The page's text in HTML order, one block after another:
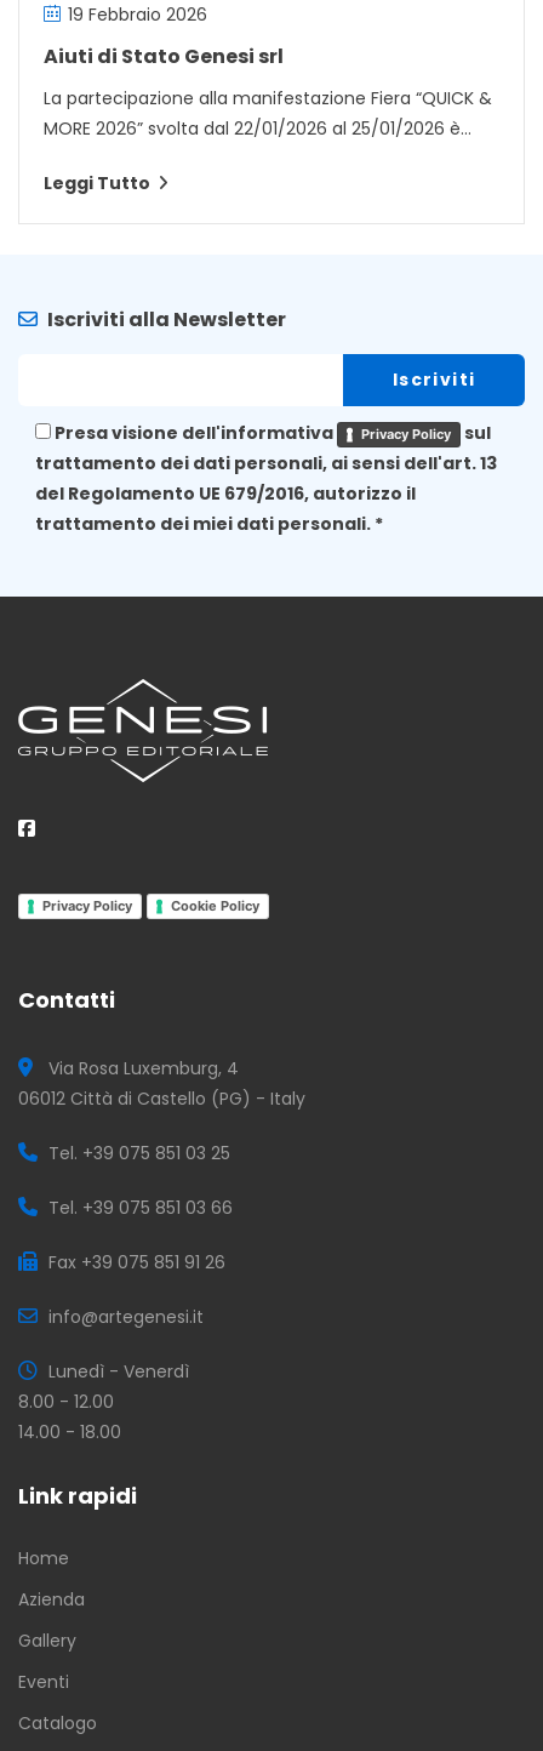
19 Febbraio 2026
Aiuti di Stato Genesi srl
La partecipazione alla manifestazione Fiera “QUICK &
MORE 2026” svolta dal 22/01/2026 al 25/01/2026 è...
Leggi Tutto
Iscriviti alla Newsletter
Presa visione dell'informativa Privacy Policy
sul
trattamento dei dati personali, ai sensi dell'art. 13
del Regolamento UE 679/2016, autorizzo il
trattamento dei miei dati personali. *
Privacy Policy Cookie Policy
Contatti
Via Rosa Luxemburg, 4
06012 Città di Castello (PG) - Italy
Tel. +39 075 851 03 25
Tel. +39 075 851 03 66
Fax +39 075 851 91 26
info@artegenesi.it
Lunedì - Venerdì
8.00 - 12.00
14.00 - 18.00
Link rapidi
Home
Azienda
Gallery
Eventi
Catalogo